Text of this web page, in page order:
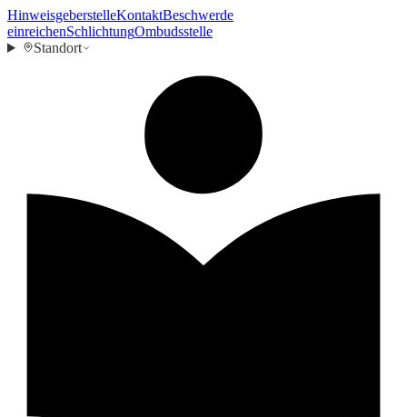
HinweisgeberstelleKontaktBeschwerde
einreichenSchlichtungOmbudsstelle
Standort